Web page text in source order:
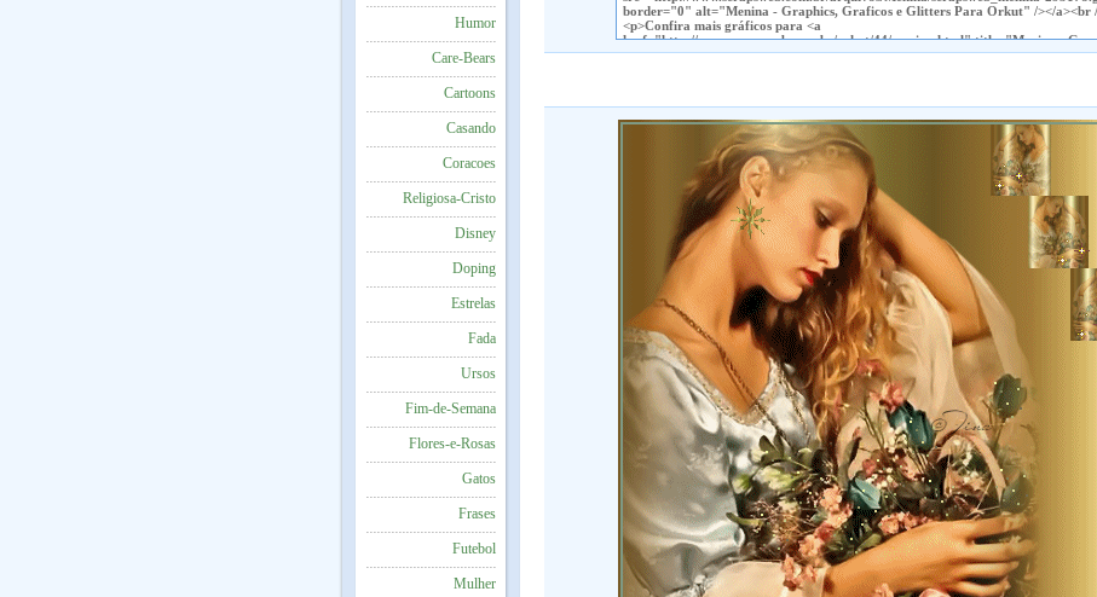
Humor
Care-Bears
Cartoons
Casando
Coracoes
Religiosa-Cristo
Disney
Doping
Estrelas
Fada
Ursos
Fim-de-Semana
Flores-e-Rosas
Gatos
Frases
Futebol
Mulher